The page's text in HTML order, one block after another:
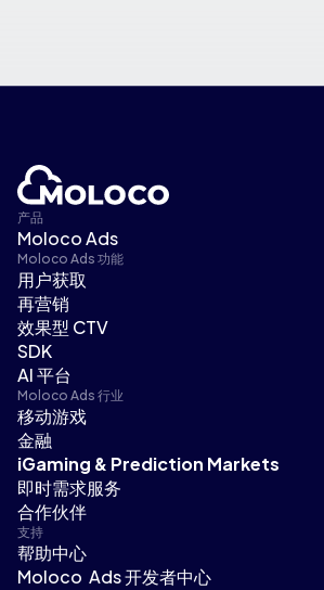
产品
Moloco Ads
Moloco Ads 功能
用户获取
再营销
效果型 CTV
SDK
AI 平台
Moloco Ads 行业
移动游戏
金融
iGaming & Prediction Markets
即时需求服务
合作伙伴
支持
帮助中心
Moloco Ads 开发者中心